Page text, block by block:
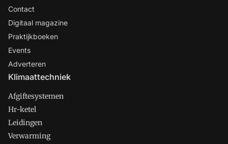
Contact
Digitaal magazine
Praktijkboeken
Events
Adverteren
Klimaattechniek
Afgiftesystemen
Hr-ketel
Leidingen
Verwarming